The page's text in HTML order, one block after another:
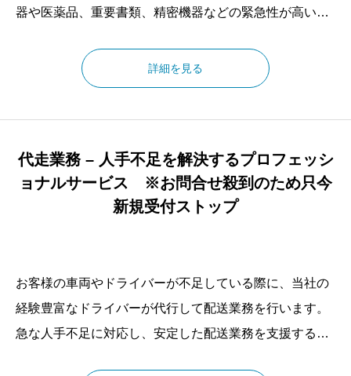
器や医薬品、重要書類、精密機器などの緊急性が高い配
港や港湾への荷物の受け渡し、深夜・早朝の配送にも対
応可能であり、あらゆる物流課題に柔軟に対応します。
詳細を見る
代走業務 – 人手不足を解決するプロフェッシ
ョナルサービス ※お問合せ殺到のため只今
新規受付ストップ
お客様の車両やドライバーが不足している際に、当社の
経験豊富なドライバーが代行して配送業務を行います。
急な人手不足に対応し、安定した配送業務を支援するこ